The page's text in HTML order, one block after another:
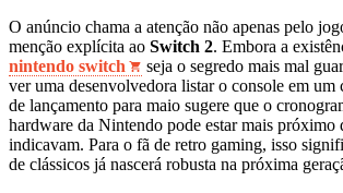
O anúncio chama a atenção não apenas pelo
menção explícita ao Switch 2. Embora a
nintendo switch
seja o segredo mais mal
ver uma desenvolvedora listar o console em
de lançamento para maio sugere que o
hardware da Nintendo pode estar mais próximo
indicavam. Para o fã de retro gaming, isso
de clássicos já nascerá robusta na próxima